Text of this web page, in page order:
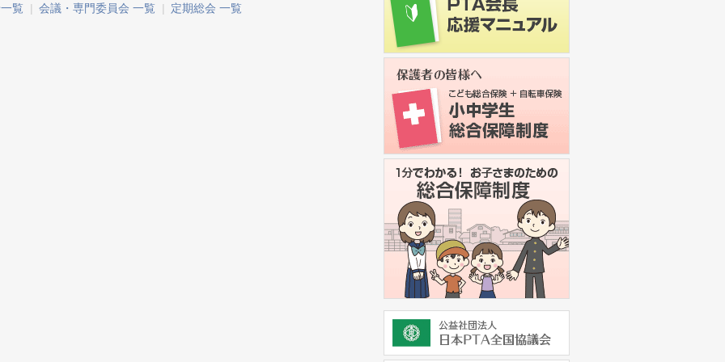
覧 | 会議・専門委員会 一覧 | 定期総会 一覧